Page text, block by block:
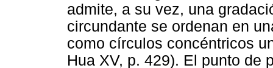
admite, a su vez, una
circundante se ordenan en
como círculos concéntricos
Hua XV, p. 429). El punto de